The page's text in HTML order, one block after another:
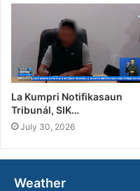
La Kumpri Notifikasaun
Tribunál, SIK…
July 30, 2026
Weather